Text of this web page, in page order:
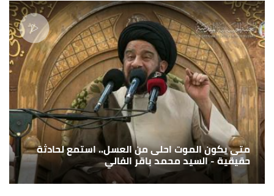
متى يكون الموت احلى من العسل.. استمع لحادثة
حقيقية - السيد محمد باقر الفالي